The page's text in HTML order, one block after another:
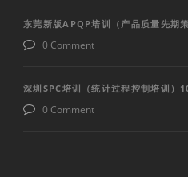
东莞新版APQP培训（产品质量先期
0 Comment
深圳SPC培训（统计过程控制培训）
0 Comment